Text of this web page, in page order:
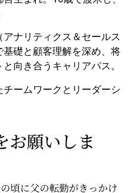
ナリティクス＆セールス
礎と顧客理解を深め、将
向き合うキャリアパス。
チームワークとリーダーシ
お願いしま
頃に父の転勤がきっかけ